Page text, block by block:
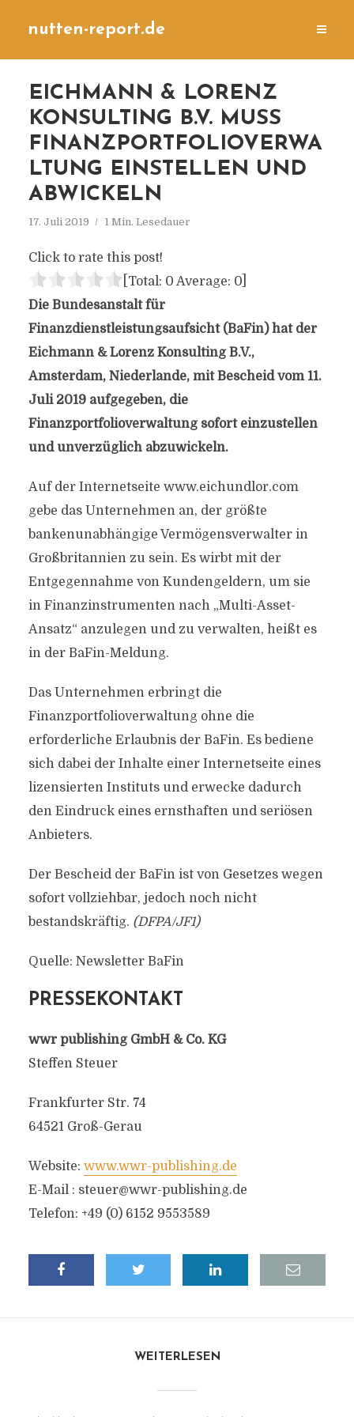
nutten-report.de
EICHMANN & LORENZ
KONSULTING B.V. MUSS
FINANZPORTFOLIOVERWA
LTUNG EINSTELLEN UND
ABWICKELN
17. Juli 2019 1 Min. Lesedauer
Click to rate this post!
[Total: 0 Average: 0]
Die Bundesanstalt für
Finanzdienstleistungsaufsicht (BaFin) hat der
Eichmann & Lorenz Konsulting B.V.,
Amsterdam, Niederlande, mit Bescheid vom 11.
Juli 2019 aufgegeben, die
Finanzportfolioverwaltung sofort einzustellen
und unverzüglich abzuwickeln.
Auf der Internetseite www.eichundlor.com
gebe das Unternehmen an, der größte
bankenunabhängige Vermögensverwalter in
Großbritannien zu sein. Es wirbt mit der
Entgegennahme von Kundengeldern, um sie
in Finanzinstrumenten nach „Multi-Asset-
Ansatz“ anzulegen und zu verwalten, heißt es
in der BaFin-Meldung.
Das Unternehmen erbringt die
Finanzportfolioverwaltung ohne die
erforderliche Erlaubnis der BaFin. Es bediene
sich dabei der Inhalte einer Internetseite eines
lizensierten Instituts und erwecke dadurch
den Eindruck eines ernsthaften und seriösen
Anbieters.
Der Bescheid der BaFin ist von Gesetzes wegen
sofort vollziehbar, jedoch noch nicht
bestandskräftig. (DFPA/JF1)
Quelle: Newsletter BaFin
PRESSEKONTAKT
wwr publishing GmbH & Co. KG
Steffen Steuer
Frankfurter Str. 74
64521 Groß-Gerau
Website: www.wwr-publishing.de
E-Mail : steuer@wwr-publishing.de
Telefon: +49 (0) 6152 9553589
WEITERLESEN